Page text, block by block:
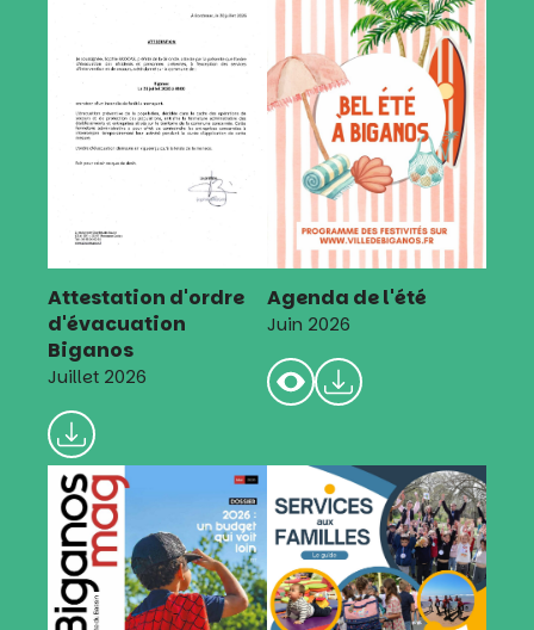
Attestation d'ordre
d'évacuation
Biganos
Juillet 2026
Agenda de l'été
Juin 2026